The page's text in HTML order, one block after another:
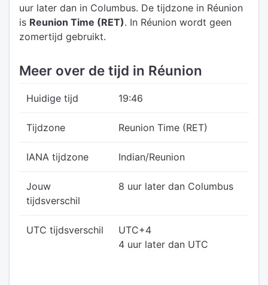
uur later dan in Columbus. De tijdzone in Réunion
is Reunion Time (RET). In Réunion wordt geen
zomertijd gebruikt.
Meer over de tijd in Réunion
Huidige tijd 19:46
Tijdzone Reunion Time (RET)
IANA tijdzone Indian/Reunion
Jouw
tijdsverschil
8 uur later dan Columbus
UTC tijdsverschil
UTC+4
4 uur later dan UTC